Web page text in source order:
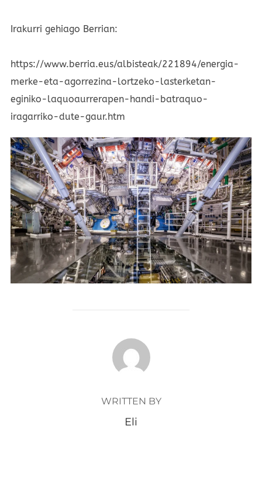
Irakurri gehiago Berrian:
https://www.berria.eus/albisteak/221894/energia-
merke-eta-agorrezina-lortzeko-lasterketan-
eginiko-laquoaurrerapen-handi-batraquo-
iragarriko-dute-gaur.htm
POST AUTHOR
WRITTEN BY
Eli